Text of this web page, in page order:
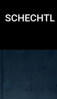
SCHECHTL